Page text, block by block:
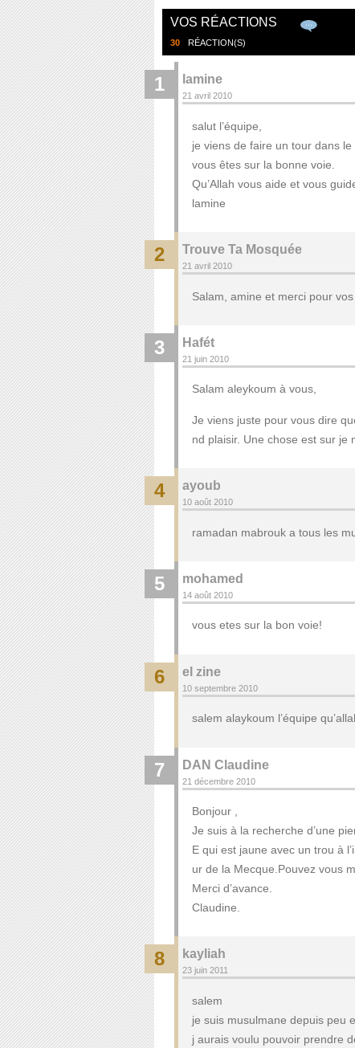
VOS RÉACTIONS
30 RÉACTION(S)
1 lamine
21 avril 2010
salut l’équipe,
je viens de faire un tour dans le
vous êtes sur la bonne voie.
Qu’Allah vous aide et vous
lamine
2 Trouve Ta Mosquée
21 avril 2010
Salam, amine et merci pour
3 Hafét
21 juin 2010
Salam aleykoum à vous,
Je viens juste pour vous dire
nd plaisir. Une chose est sur je
4 ayoub
10 août 2010
ramadan mabrouk a tous les
5 mohamed
14 août 2010
vous etes sur la bon voie!
6 el zine
10 septembre 2010
salem alaykoum l’équipe
7 DAN Claudine
21 décembre 2010
Bonjour ,
Je suis à la recherche d’une
E qui est jaune avec un trou à
ur de la Mecque.Pouvez vous
Merci d’avance.
Claudine.
8 kayliah
23 juin 2011
salem
je suis musulmane depuis peu
j aurais voulu pouvoir prendre